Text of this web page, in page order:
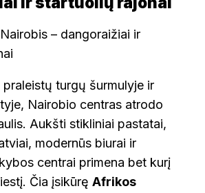
turgų šurmulyje ir
Nairobio centras atrodo
Aukšti stikliniai pastatai,
modernūs biurai ir
centrai primena bet kurį
Čia įsikūrę Afrikos